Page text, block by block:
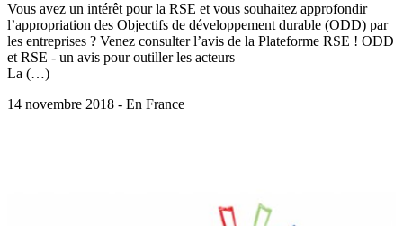
Vous avez un intérêt pour la RSE et vous souhaitez approfondir
l’appropriation des Objectifs de développement durable (ODD) par
les entreprises ? Venez consulter l’avis de la Plateforme RSE ! ODD
et RSE - un avis pour outiller les acteurs
La (…)
14 novembre 2018 - En France